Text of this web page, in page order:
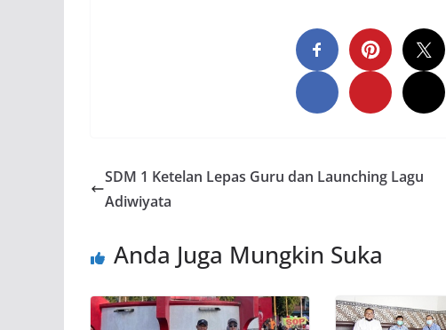
SDM 1 Ketelan Lepas Guru dan Launching Lagu
Adiwiyata
Anda Juga Mungkin Suka